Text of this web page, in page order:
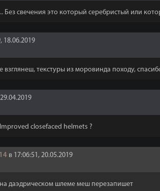
Без свечения это который серебристый или
18.06.2019
взглянеш, текстуры из моровинда походу,
closefaced helmets ?
в 17:06:51, 20.05.2019
на даэдрическом шлеме меш перезапишет